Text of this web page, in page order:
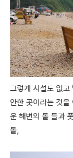
그렇게 시설도 없고
안한 곳이라는 것을
운 해변의 돌 들과
돌,